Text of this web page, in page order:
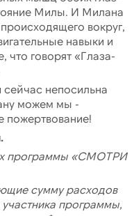
Милы. И Милана
вокруг,
навыки и
что говорят «Глаза-
непосильна
можем мы -
пожертвование!
программы «СМОТРИ
сумму расходов
программы,